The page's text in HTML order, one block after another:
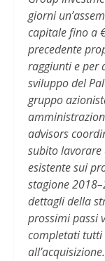
giorni
capitale fino a
precedente
raggiunti e per
sviluppo del
gruppo
advisors
subito lavorare
esistente sui
stagione
dettagli della
prossimi passi
completati tutti
all’acquisizione.